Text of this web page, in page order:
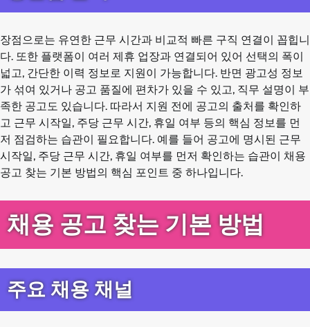
장점으로는 유연한 근무 시간과 비교적 빠른 구직 연결이 꼽힙니
다. 또한 플랫폼이 여러 제휴 업장과 연결되어 있어 선택의 폭이
넓고, 간단한 이력 정보로 지원이 가능합니다. 반면 광고성 정보
가 섞여 있거나 공고 품질에 편차가 있을 수 있고, 직무 설명이 부
족한 공고도 있습니다. 따라서 지원 전에 공고의 출처를 확인하
고 근무 시작일, 주당 근무 시간, 휴일 여부 등의 핵심 정보를 먼
저 점검하는 습관이 필요합니다. 예를 들어 공고에 명시된 근무
시작일, 주당 근무 시간, 휴일 여부를 먼저 확인하는 습관이 채용
공고 찾는 기본 방법의 핵심 포인트 중 하나입니다.
채용 공고 찾는 기본 방법
주요 채용 채널